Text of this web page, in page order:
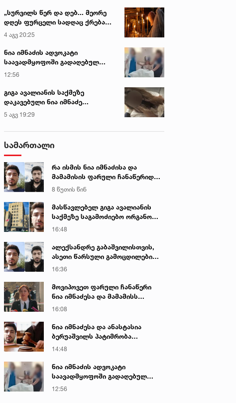
„სურვილს წერ და დებ... მეორე
დღეს ფურცელი სადღაც ქრება
და სურვილი სრულდება...“ -
სასწაულმოქმედი ტაძარი შიდა
ქართლში
4 აგვ 20:25
ნია იმნაძის ადვოკატი
საავადმყოფოში გადაღებულ
კადრებს ავრცელებს
12:56
გიგა ავალიანის საქმეზე
დაკავებული ნია იმნაძე
კლინიკაში გადაჰყავთ
5 აგვ 19:29
სამართალი
რა ისმის ნია იმნაძისა და
მამამისის ფარული ჩანაწერიდან
- გიგა ავალიანის მკვლელობის
საქმე
8 წუთის წინ
მასწავლებელ გიგა ავალიანის
საქმეზე საგამოძიებო ორგანო
დაკავებულ არასრულწლოვნებს -
ბერუაშვილს 30 დღის
განმავლობაში ფარულად
16:48
ალექსანდრე გაბაშვილისთვის,
ასეთი წარსული გამოცდილების
ადამიანისთვის ინფორმაციის
სექსუალურად ავიწროებდა,
ფაქტობრივად, წაქეზება იყო -
16:36
მოვიპოვეთ ფარული ჩანაწერი
ნია იმნაძესა და მამამისს
შორის, განიხილავდნენ, როგორ
- ნიას მამა ამბობს, რომ
არასწორად მოიქცა, თუმცა
ვერ მოიქცეოდა, თანამედროვე
ეპოქაში სხვანაირად ხდება -
პროკურორი
16:08
ნია იმნაძესა და ანასტასია
ბერუაშვილს პატიმრობა
შეეფარდათ
14:48
ნია იმნაძის ადვოკატი
საავადმყოფოში გადაღებულ
კადრებს ავრცელებს
12:56